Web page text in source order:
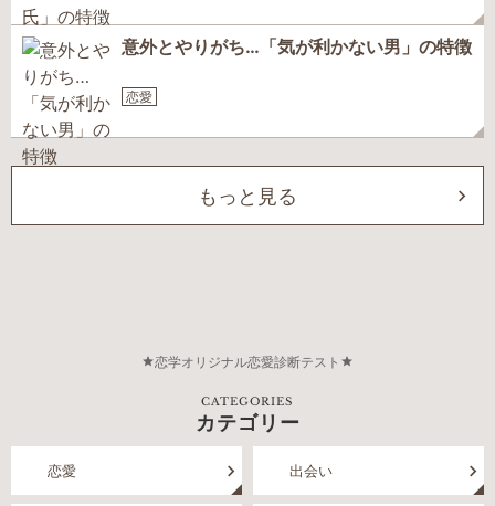
意外とやりがち…「気が利かない男」の特徴
恋愛
もっと見る
恋学オリジナル恋愛診断テスト
CATEGORIES
カテゴリー
恋愛 出会い